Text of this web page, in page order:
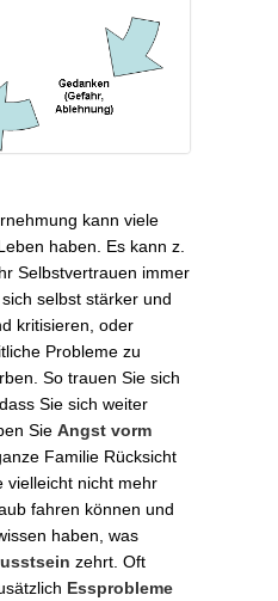
kann viele
haben. Es kann z.
Selbstvertrauen immer
selbst stärker und
kritisieren, oder
Probleme zu
So trauen Sie sich
Sie sich weiter
Sie Angst vorm
Familie Rücksicht
vielleicht nicht mehr
fahren können und
haben, was
zehrt. Oft
Essprobleme